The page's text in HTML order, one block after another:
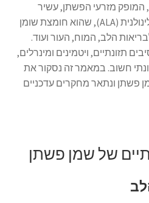
המופק מזרעי הפשתן, עשיר
באומגה 3, במיוחד באלפא-לינולנית (ALA), שהוא חומצת שומן
הלב, המוח, העור ועוד.
תזונתיים, ויטמינים ומינרלים,
חשוב. במאמר זה נסקור את
פשתן ונתאר מחקרים עדכניים
של שמן פשתן